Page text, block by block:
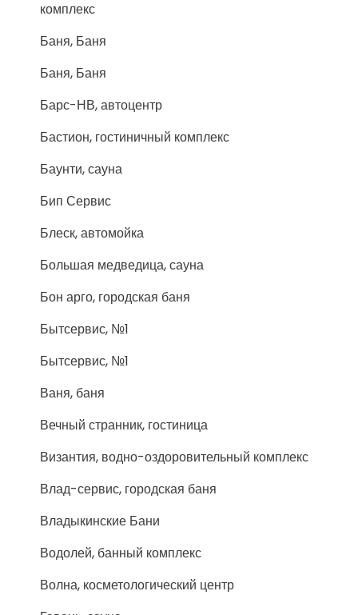
комплекс
Баня, Баня
Баня, Баня
Барс-НВ, автоцентр
Бастион, гостиничный комплекс
Баунти, сауна
Бип Сервис
Блеск, автомойка
Большая медведица, сауна
Бон арго, городская баня
Бытсервис, №1
Бытсервис, №1
Ваня, баня
Вечный странник, гостиница
Византия, водно-оздоровительный комплекс
Влад-сервис, городская баня
Владыкинские Бани
Водолей, банный комплекс
Волна, косметологический центр